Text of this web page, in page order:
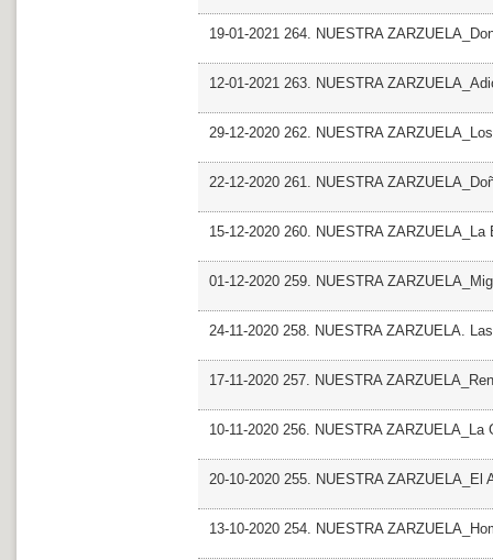
19-01-2021 264. NUESTRA
12-01-2021 263. NUESTRA
29-12-2020 262. NUESTRA
22-12-2020 261. NUESTRA
15-12-2020 260. NUESTRA
01-12-2020 259. NUESTRA
24-11-2020 258. NUESTRA ZARZUELA.
17-11-2020 257. NUESTRA
10-11-2020 256. NUESTRA
20-10-2020 255. NUESTRA ZARZUELA_El
13-10-2020 254. NUESTRA